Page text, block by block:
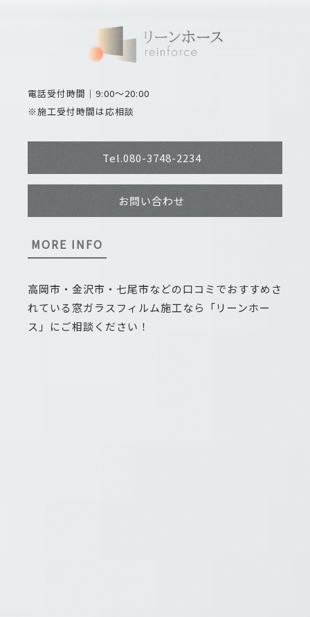
電話受付時間｜9:00～20:00
※施工受付時間は応相談
Tel.080-3748-2234
お問い合わせ
MORE INFO
高岡市・金沢市・七尾市などの口コミでおすすめさ
れている窓ガラスフィルム施工なら「リーンホー
ス」にご相談ください！